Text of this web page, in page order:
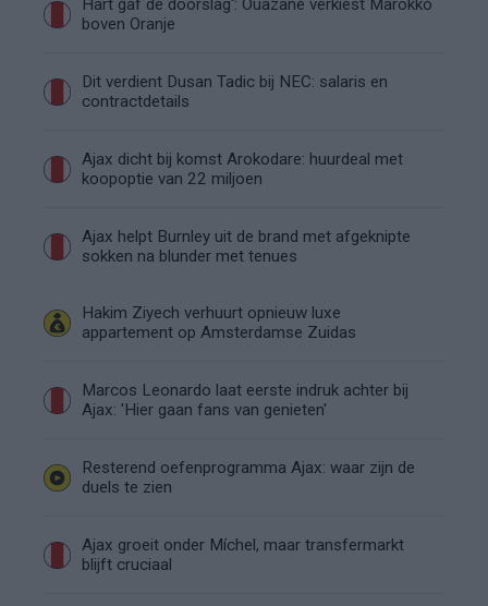
Hart gaf de doorslag': Ouazane verkiest Marokko
boven Oranje
Dit verdient Dusan Tadic bij NEC: salaris en
contractdetails
Ajax dicht bij komst Arokodare: huurdeal met
koopoptie van 22 miljoen
Ajax helpt Burnley uit de brand met afgeknipte
sokken na blunder met tenues
Hakim Ziyech verhuurt opnieuw luxe
appartement op Amsterdamse Zuidas
Marcos Leonardo laat eerste indruk achter bij
Ajax: 'Hier gaan fans van genieten'
Resterend oefenprogramma Ajax: waar zijn de
duels te zien
Ajax groeit onder Míchel, maar transfermarkt
blijft cruciaal